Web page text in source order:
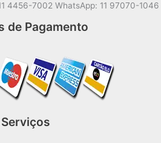
4456-7002 WhatsApp: 11 97070-1046
de Pagamento
Serviços